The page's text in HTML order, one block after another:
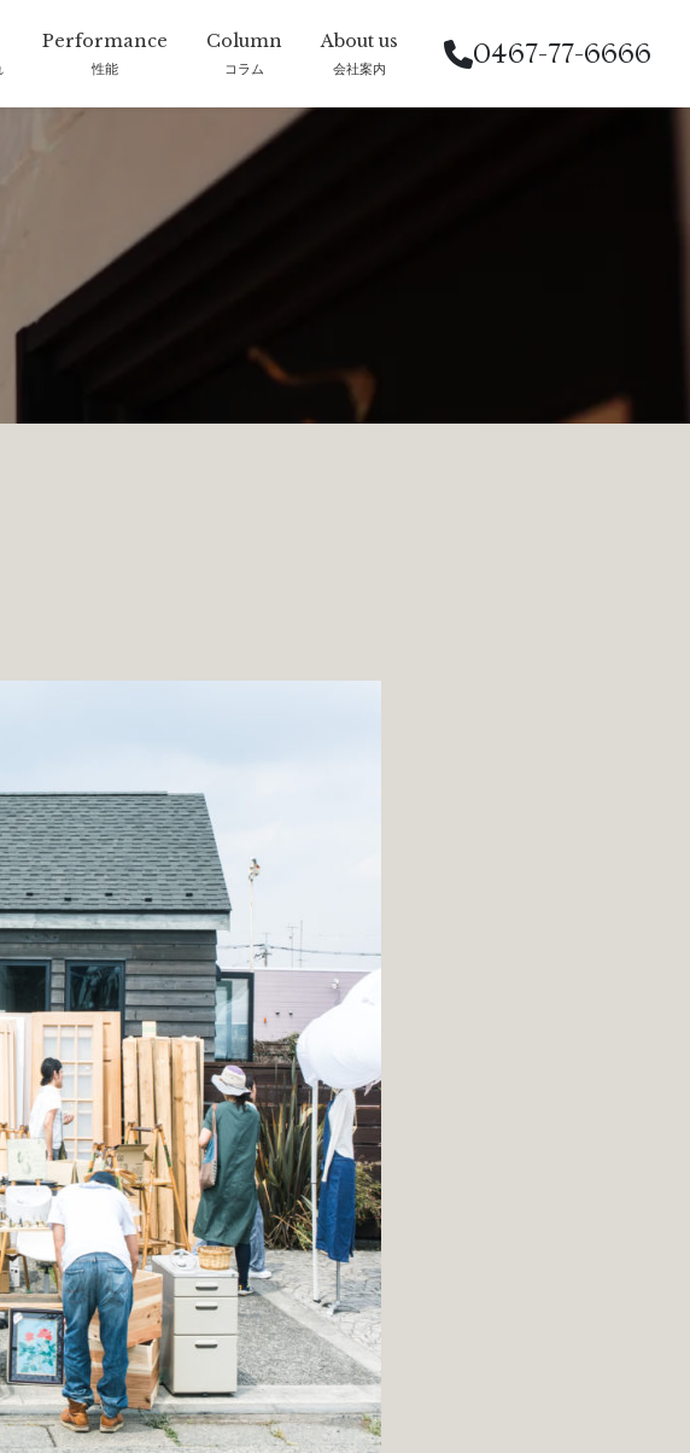
性能 コラム 会社案内 0467-77-6666